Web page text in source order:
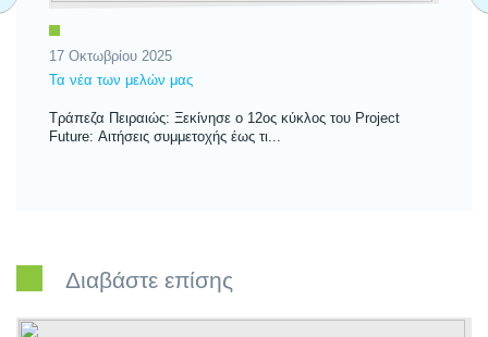
17 Οκτωβρίου 2025
Τα νέα των μελών μας
Τράπεζα Πειραιώς: Ξεκίνησε ο 12ος κύκλος του Project
Future: Αιτήσεις συμμετοχής έως τι...
Διαβάστε επίσης